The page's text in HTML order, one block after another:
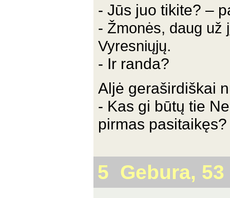
- Jūs juo tikite? –
- Žmonės, daug už
Vyresniųjų.
- Ir randa?
Aljė geraširdiškai
- Kas gi būtų tie
pirmas pasitaikęs?
5 Gebura, 53